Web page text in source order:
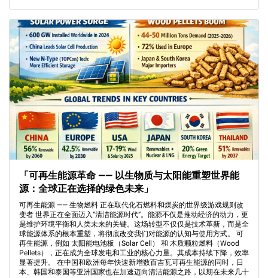
「可再生能源革命 —— 以生物质与太阳能重塑世界能
源：全球正在选择的绿色未来」
可再生能源 —— 生物燃料 正在取代化石燃料和煤炭的世界级游戏规则改
变者 世界正在全面迈入“清洁能源时代”。能源不仅是推动经济的动力，更
是维护环境平衡和人类未来的关键。这场转型不仅仅是技术革新，而是全
球能源体系的根本重塑，将彻底改变我们对能源的认知与使用方式。 可
再生能源，例如 太阳能电池板（Solar Cell） 和 木质颗粒燃料（Wood
Pellets），正在成为全球发电和工业的核心力量。其成本持续下降，效率
显著提升。 在中国和欧洲每年快速新增数百吉瓦可再生能源的同时，日
本、韩国和泰国等亚洲国家也在加速迈向清洁能源之路，以期在未来几十